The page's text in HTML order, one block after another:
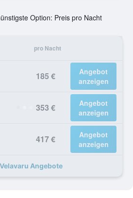
Option: Preis pro Nacht
pro Nacht
185 €
Angebot
anzeigen
353 €
Angebot
anzeigen
417 €
Angebot
anzeigen
Angebote